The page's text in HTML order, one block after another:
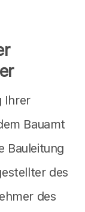
Ihrer
Bauamt
Bauleitung
des
des